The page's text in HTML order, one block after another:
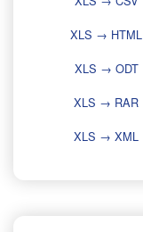
XLS → HTML
XLS → ODT
XLS → RAR
XLS → XML